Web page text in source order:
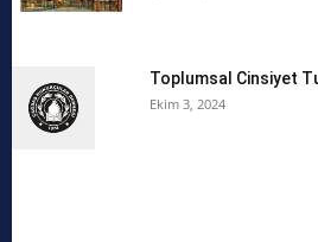
Toplumsal Cinsiyet
Ekim 3, 2024